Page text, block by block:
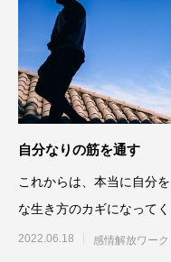
自分なりの筋を通す
これからは、本当に自分
な生き方のカギになって
基準にしてどう立ち振る舞
2022.06.18 感情解放ワーク